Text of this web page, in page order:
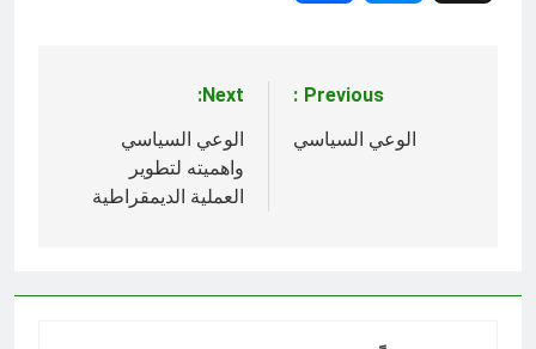
المقالات
Previous:
الوعي السياسي
Next:
الوعي السياسي
واهميته لتطوير
العملية الديمقراطية